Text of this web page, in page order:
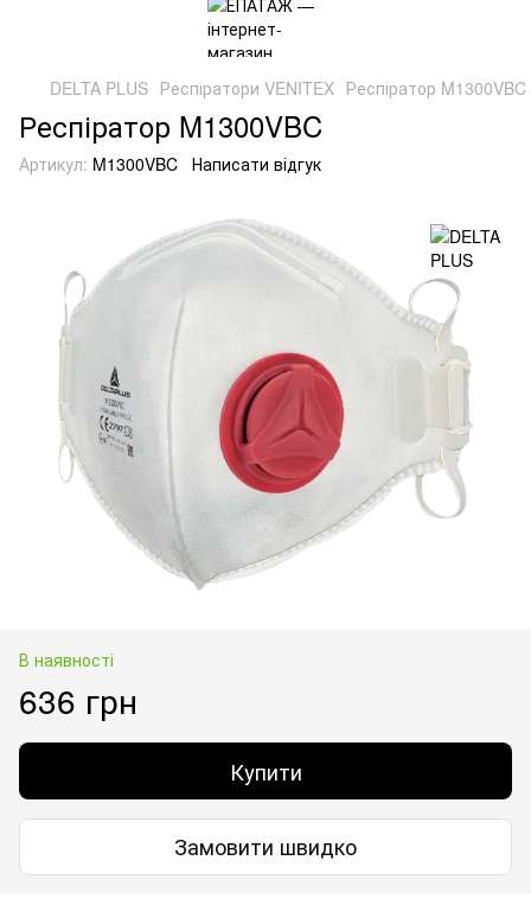
DELTA PLUS Респіратори VENITEX Респіратор M1300VBC
Респіратор M1300VBC
Артикул: M1300VBC Написати відгук
В наявності
636 грн
Купити
Замовити швидко